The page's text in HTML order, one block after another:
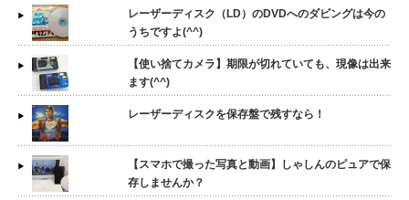
レーザーディスク（LD）のDVDへのダビングは今の
うちですよ(^^)
【使い捨てカメラ】期限が切れていても、現像は出来
ます(^^)
レーザーディスクを保存盤で残すなら！
【スマホで撮った写真と動画】しゃしんのピュアで保
存しませんか？